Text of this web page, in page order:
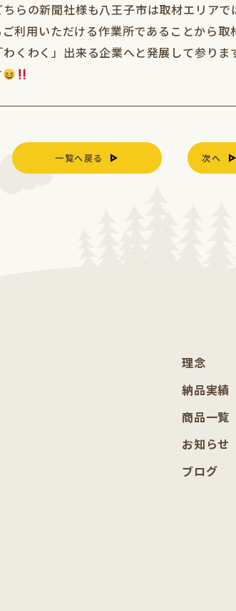
ちらの新聞社様も八王子市は取材エリアで
利用いただける作業所であることから取
くわく」出来る企業へと発展して参りま
一覧へ戻る 次へ
理念
納品実績
商品一覧
お知らせ
ブログ